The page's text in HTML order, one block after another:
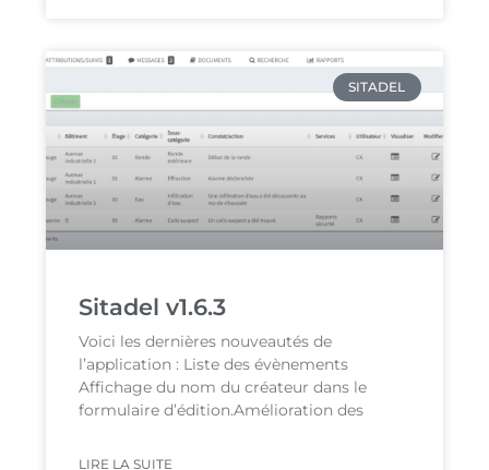
SITADEL
Sitadel v1.6.3
Voici les dernières nouveautés de
l’application : Liste des évènements
Affichage du nom du créateur dans le
formulaire d’édition.Amélioration des
LIRE LA SUITE